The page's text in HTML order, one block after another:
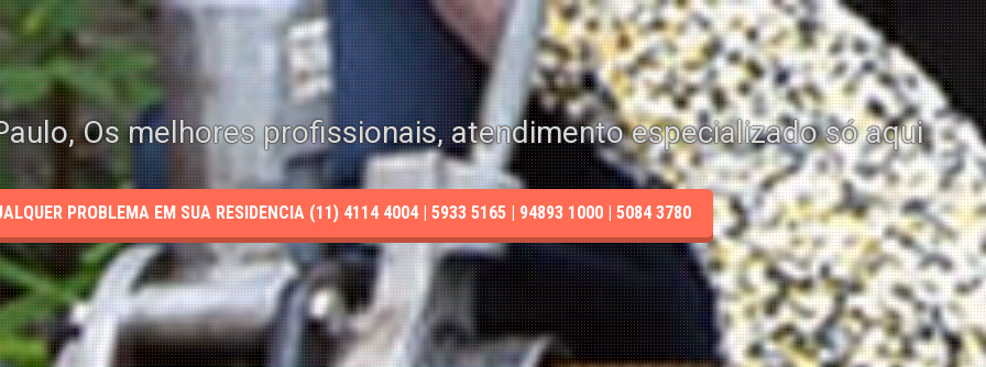
Os melhores profissionais, atendimento especializado só aqui
PROBLEMA EM SUA RESIDENCIA (11) 4114 4004 | 5933 5165 | 94893 1000 | 5084 3780